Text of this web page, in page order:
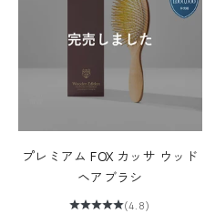
プレミアム FOX カッサ ウッド
ヘアブラシ
(4.8)